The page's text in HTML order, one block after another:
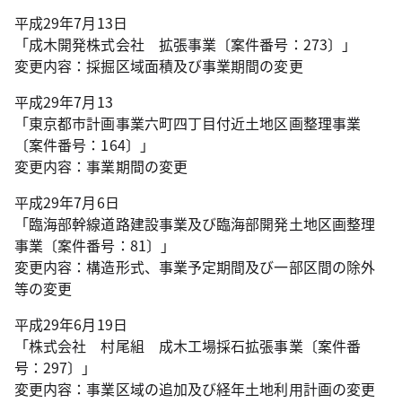
平成29年7月13日
「成木開発株式会社 拡張事業〔案件番号：273〕」
変更内容：採掘区域面積及び事業期間の変更
平成29年7月13
「東京都市計画事業六町四丁目付近土地区画整理事業
〔案件番号：164〕」
変更内容：事業期間の変更
平成29年7月6日
「臨海部幹線道路建設事業及び臨海部開発土地区画整理
事業〔案件番号：81〕」
変更内容：構造形式、事業予定期間及び一部区間の除外
等の変更
平成29年6月19日
「株式会社 村尾組 成木工場採石拡張事業〔案件番
号：297〕」
変更内容：事業区域の追加及び経年土地利用計画の変更